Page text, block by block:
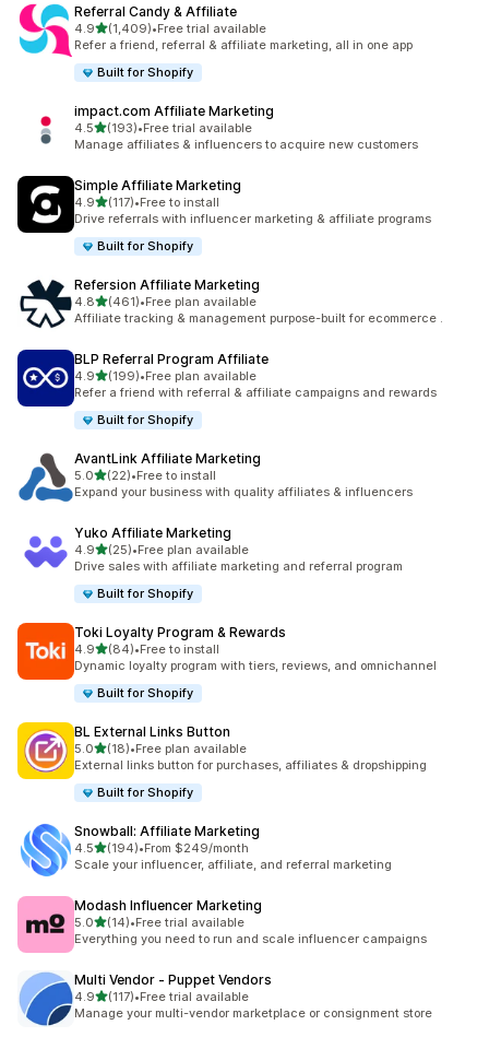
Referral Candy & Affiliate
4.9เต็ม 5 ดาว
(1,409)
ทั้งหมด 1409 รีวิว
•Free trial available
Refer a friend, referral & affiliate marketing, all in one app
Built for Shopify
impact.com Affiliate Marketing
4.5เต็ม 5 ดาว
(193)
ทั้งหมด 193 รีวิว
•Free trial available
Manage affiliates & influencers to acquire new customers
Simple Affiliate Marketing
4.9เต็ม 5 ดาว
(117)
ทั้งหมด 117 รีวิว
•Free to install
Drive referrals with influencer marketing & affiliate programs
Built for Shopify
Refersion Affiliate Marketing
4.8เต็ม 5 ดาว
(461)
ทั้งหมด 461 รีวิว
•Free plan available
Affiliate tracking & management purpose-built for ecommerce .
BLP Referral Program Affiliate
4.9เต็ม 5 ดาว
(199)
ทั้งหมด 199 รีวิว
•Free plan available
Refer a friend with referral & affiliate campaigns and rewards
Built for Shopify
AvantLink Affiliate Marketing
5.0เต็ม 5 ดาว
(22)
ทั้งหมด 22 รีวิว
•Free to install
Expand your business with quality affiliates & influencers
Yuko Affiliate Marketing
4.9เต็ม 5 ดาว
(25)
ทั้งหมด 25 รีวิว
•Free plan available
Drive sales with affiliate marketing and referral program
Built for Shopify
Toki Loyalty Program & Rewards
4.9เต็ม 5 ดาว
(84)
ทั้งหมด 84 รีวิว
•Free to install
Dynamic loyalty program with tiers, reviews, and omnichannel
Built for Shopify
BL External Links Button
5.0เต็ม 5 ดาว
(18)
ทั้งหมด 18 รีวิว
•Free plan available
External links button for purchases, affiliates & dropshipping
Built for Shopify
Snowball: Affiliate Marketing
4.5เต็ม 5 ดาว
(194)
ทั้งหมด 194 รีวิว
•From $249/month
Scale your influencer, affiliate, and referral marketing
Modash Influencer Marketing
5.0เต็ม 5 ดาว
(14)
ทั้งหมด 14 รีวิว
•Free trial available
Everything you need to run and scale influencer campaigns
Multi Vendor ‑ Puppet Vendors
4.9เต็ม 5 ดาว
(117)
ทั้งหมด 117 รีวิว
•Free trial available
Manage your multi-vendor marketplace or consignment store